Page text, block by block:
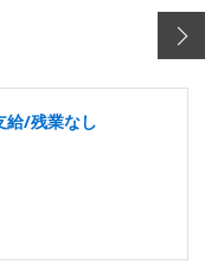
給/残業なし